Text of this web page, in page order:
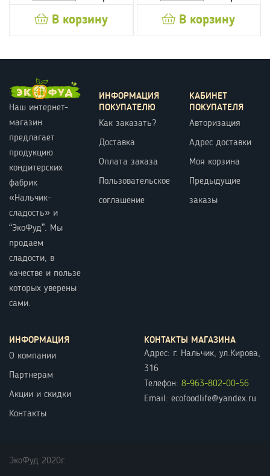
В корзину В корзину
Наш интернет-
магазин
предлагает
продукцию
кондитерских
фабрик
«Нальчик-
сладость» и
“ЭкоФуд”. Мы
продаем
сладости, в
качестве и пользе
которых уверены
сами.
ИНФОРМАЦИЯ
ПОКУПАТЕЛЮ
Как заказать?
Доставка
Оплата заказа
Пользовательское
соглашение
КАБИНЕТ
ПОКУПАТЕЛЯ
Авторизация
Адрес доставки
Моя корзина
Предыдущие
заказы
ИНФОРМАЦИЯ
О компании
Партнерам
Акции и скидки
Контакты
КОНТАКТЫ МАГАЗИНА
Адрес: г. Нальчик, ул.Кирова,
316
Телефон: 8-963-802-00-56
Email: ecofoodlife@yandex.ru
ЭкоФуд 2020г.